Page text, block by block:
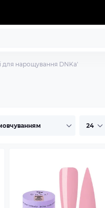
для нарощування DNKa'